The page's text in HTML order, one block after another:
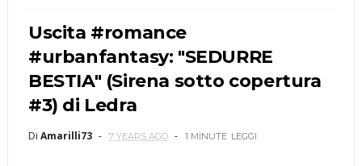
Uscita #romance
#urbanfantasy: "SEDURRE
BESTIA" (Sirena sotto copertura
#3) di Ledra
Di Amarilli73 7 YEARS AGO 1 MINUTE LEGGI